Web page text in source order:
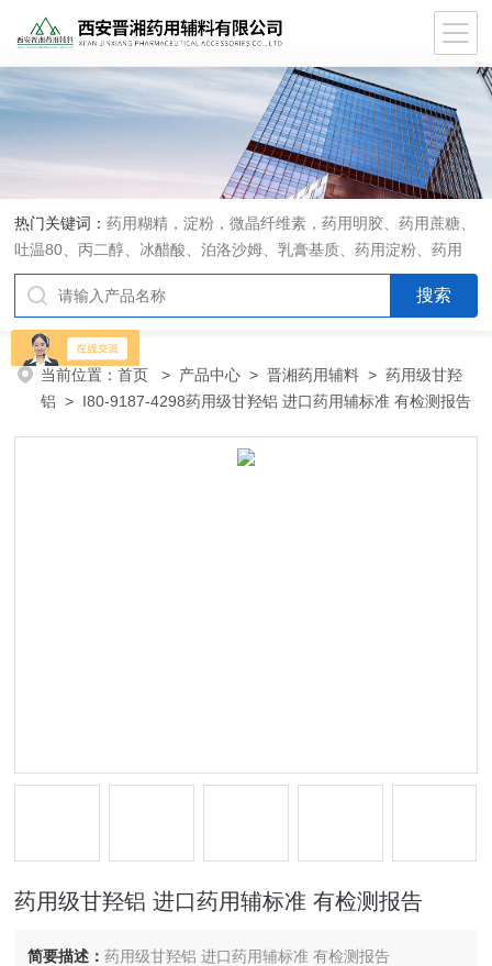
热门关键词：药用糊精，淀粉，微晶纤维素，药用明胶、药用蔗糖、
吐温80、丙二醇、冰醋酸、泊洛沙姆、乳膏基质、药用淀粉、药用
糊精、硬脂酸镁、聚丙烯酸树脂系列、羧甲基淀粉钠、羧甲基纤维素
钠、可溶性淀粉、甘露醇、羟丙纤维素、羟丙基甲基纤维素、乳糖、
交联聚维酮、交联羧甲基纤维素钠、聚乙二醇（PEG）系列、二氧化
硅、聚乙烯吡咯烷酮、十八醇、十六醇、预交化淀粉、微晶纤维素、
甲基纤维素、乙基纤维素，三氯蔗糖，麝香草酚，药用蜂蜜，
当前位置：首页 > 产品中心 >晋湘药用辅料 >药用级甘羟
铝 > I80-9187-4298药用级甘羟铝 进口药用辅标准 有检测报告
药用级甘羟铝 进口药用辅标准 有检测报告
简要描述：药用级甘羟铝 进口药用辅标准 有检测报告